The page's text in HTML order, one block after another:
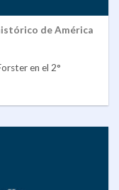
de América
en el 2°